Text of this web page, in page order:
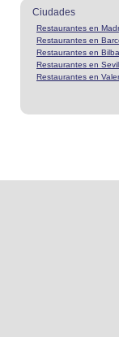
Ciudades
Restaurantes en
Restaurantes en
Restaurantes en
Restaurantes en
Restaurantes en